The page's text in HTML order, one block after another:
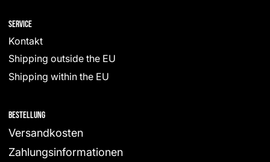
Service
Kontakt
Shipping outside the EU
Shipping within the EU
Bestellung
Versandkosten
Zahlungsinformationen